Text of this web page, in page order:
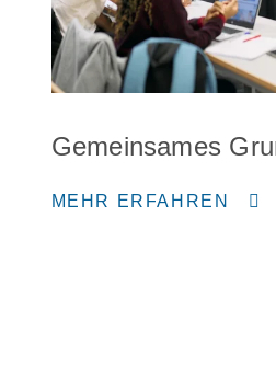
Gemeinsames
MEHR ERFAHREN